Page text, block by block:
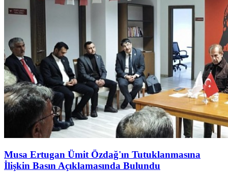
Musa Ertugan Ümit Özdağ'ın Tutuklanmasına
İlişkin Basın Açıklamasında Bulundu